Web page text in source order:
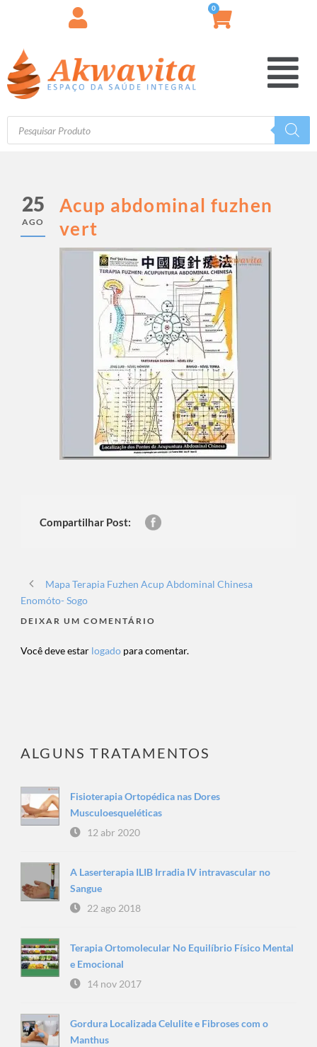
0
25
AGO
Acup abdominal fuzhen
vert
Compartilhar Post:
Mapa Terapia Fuzhen Acup Abdominal Chinesa
Enomóto- Sogo
DEIXAR UM COMENTÁRIO
Você deve estar logado para comentar.
ALGUNS TRATAMENTOS
Fisioterapia Ortopédica nas Dores
Musculoesqueléticas
12 abr 2020
A Laserterapia ILIB Irradia IV intravascular no
Sangue
22 ago 2018
Terapia Ortomolecular No Equilíbrio Físico Mental
e Emocional
14 nov 2017
Gordura Localizada Celulite e Fibroses com o
Manthus